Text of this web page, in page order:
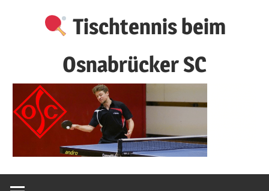
Tischtennis beim
Osnabrücker SC